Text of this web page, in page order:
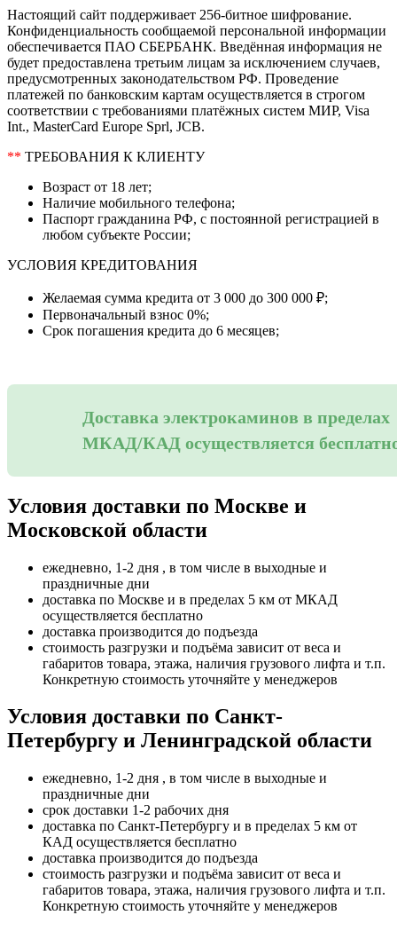
Настоящий сайт поддерживает 256-битное шифрование.
Конфиденциальность сообщаемой персональной информации
обеспечивается ПАО СБЕРБАНК. Введённая информация не
будет предоставлена третьим лицам за исключением случаев,
предусмотренных законодательством РФ. Проведение
платежей по банковским картам осуществляется в строгом
соответствии с требованиями платёжных систем МИР, Visa
Int., MasterCard Europe Sprl, JCB.
** ТРЕБОВАНИЯ К КЛИЕНТУ
Возраст от 18 лет;
Наличие мобильного телефона;
Паспорт гражданина РФ, с постоянной регистрацией в
любом субъекте России;
УСЛОВИЯ КРЕДИТОВАНИЯ
Желаемая сумма кредита от 3 000 до 300 000 ₽;
Первоначальный взнос 0%;
Срок погашения кредита до 6 месяцев;
Доставка электрокаминов в пределах
МКАД/КАД осуществляется
Условия доставки по Москве и
Московской области
ежедневно, 1-2 дня , в том числе в выходные и
праздничные дни
доставка по Москве и в пределах 5 км от МКАД
осуществляется бесплатно
доставка производится до подъезда
стоимость разгрузки и подъёма зависит от веса и
габаритов товара, этажа, наличия грузового лифта и т.п.
Конкретную стоимость уточняйте у менеджеров
Условия доставки по Санкт-
Петербургу и Ленинградской области
ежедневно, 1-2 дня , в том числе в выходные и
праздничные дни
срок доставки 1-2 рабочих дня
доставка по Санкт-Петербургу и в пределах 5 км от
КАД осуществляется бесплатно
доставка производится до подъезда
стоимость разгрузки и подъёма зависит от веса и
габаритов товара, этажа, наличия грузового лифта и т.п.
Конкретную стоимость уточняйте у менеджеров